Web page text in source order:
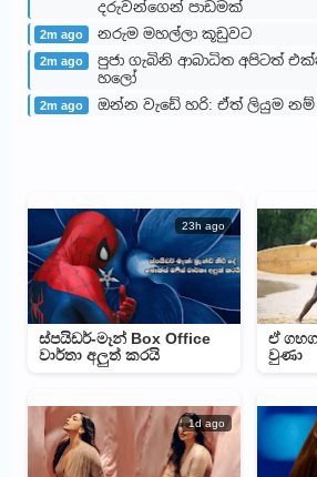
දරුවන්ගෙන් පාඩමක්
2m ago නරුම මහල්ලා කූඩුවට
2m ago
පුජා ගැබිනි ආබාධිත අපිටත්
හලෝ
2m ago ඔන්න වැඩේ හරි: ඒත් ලියුම
23h ago
ස්පයිඩර්-මෑන් Box Office
වාර්තා අලුත් කරයි
ඒ
වුණා
1d ago